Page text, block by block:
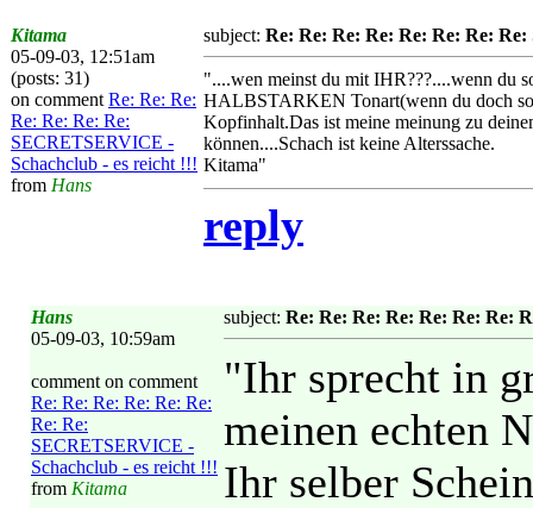
Kitama
05-09-03, 12:51am
(posts: 31)
on comment Re: Re: Re:
Re: Re: Re: Re:
SECRETSERVICE -
Schachclub - es reicht !!!
from Hans
subject: Re: Re: Re: Re: Re: Re: Re:
"....wen meinst du mit IHR???....wenn du
HALBSTARKEN Tonart(wenn du doch
Kopfinhalt.Das ist meine meinung zu
können....Schach ist keine Alterssache.
Kitama"
reply
Hans
05-09-03, 10:59am
comment on comment
Re: Re: Re: Re: Re: Re:
Re: Re:
SECRETSERVICE -
Schachclub - es reicht !!!
from Kitama
subject: Re: Re: Re: Re: Re: Re: Re:
"Ihr sprecht in
meinen echten
Ihr selber